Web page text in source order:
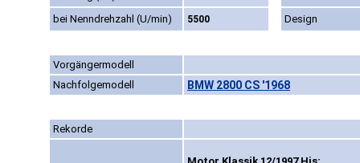
bei Nenndrehzahl (U/min)
5500 Design
Vorgängermodell
Nachfolgemodell
BMW 2800 CS '1968
Rekorde